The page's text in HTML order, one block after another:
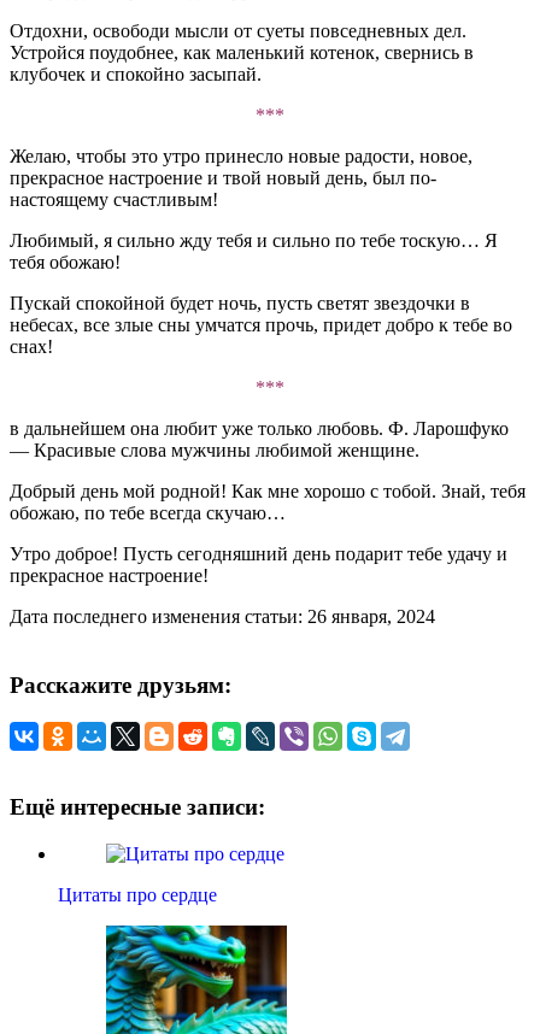
Отдохни, освободи мысли от суеты повседневных дел.
Устройся поудобнее, как маленький котенок, свернись в
клубочек и спокойно засыпай.
***
Желаю, чтобы это утро принесло новые радости, новое,
прекрасное настроение и твой новый день, был по-
настоящему счастливым!
Любимый, я сильно жду тебя и сильно по тебе тоскую… Я
тебя обожаю!
Пускай спокойной будет ночь, пусть светят звездочки в
небесах, все злые сны умчатся прочь, придет добро к тебе во
снах!
***
в дальнейшем она любит уже только любовь. Ф. Ларошфуко
— Красивые слова мужчины любимой женщине.
Добрый день мой родной! Как мне хорошо с тобой. Знай, тебя
обожаю, по тебе всегда скучаю…
Утро доброе! Пусть сегодняшний день подарит тебе удачу и
прекрасное настроение!
Дата последнего изменения статьи: 26 января, 2024
Расскажите друзьям:
Ещё интересные записи:
Цитаты про сердце